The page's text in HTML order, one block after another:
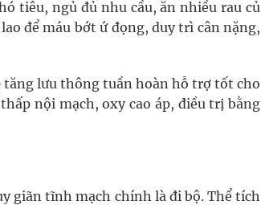
tiêu, ngủ đủ nhu cầu, ăn nhiều rau củ
để máu bớt ứ đọng, duy trì cân nặng,
tăng lưu thông tuần hoàn hỗ trợ tốt cho
nội mạch, oxy cao áp, điều trị bằng
giãn tĩnh mạch chính là đi bộ. Thể tích